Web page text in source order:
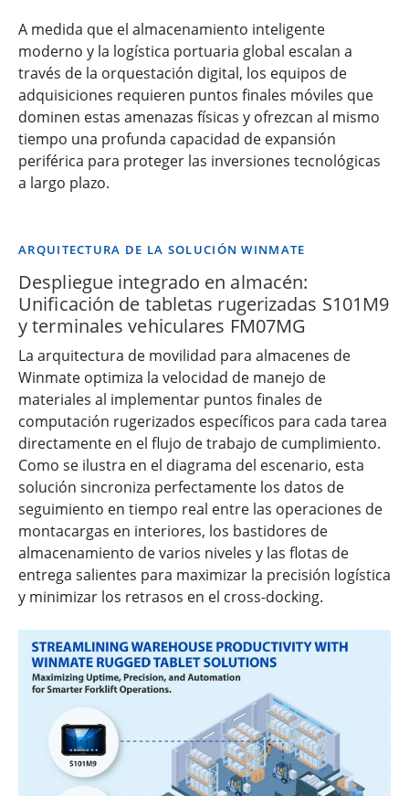
A medida que el almacenamiento inteligente
moderno y la logística portuaria global escalan a
través de la orquestación digital, los equipos de
adquisiciones requieren puntos finales móviles que
dominen estas amenazas físicas y ofrezcan al mismo
tiempo una profunda capacidad de expansión
periférica para proteger las inversiones tecnológicas
a largo plazo.
ARQUITECTURA DE LA SOLUCIÓN WINMATE
Despliegue integrado en almacén:
Unificación de tabletas rugerizadas S101M9
y terminales vehiculares FM07MG
La arquitectura de movilidad para almacenes de
Winmate optimiza la velocidad de manejo de
materiales al implementar puntos finales de
computación rugerizados específicos para cada tarea
directamente en el flujo de trabajo de cumplimiento.
Como se ilustra en el diagrama del escenario, esta
solución sincroniza perfectamente los datos de
seguimiento en tiempo real entre las operaciones de
montacargas en interiores, los bastidores de
almacenamiento de varios niveles y las flotas de
entrega salientes para maximizar la precisión logística
y minimizar los retrasos en el cross-docking.